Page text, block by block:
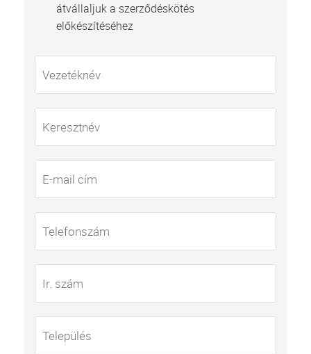
átvállaljuk a szerződéskötés
előkészítéséhez